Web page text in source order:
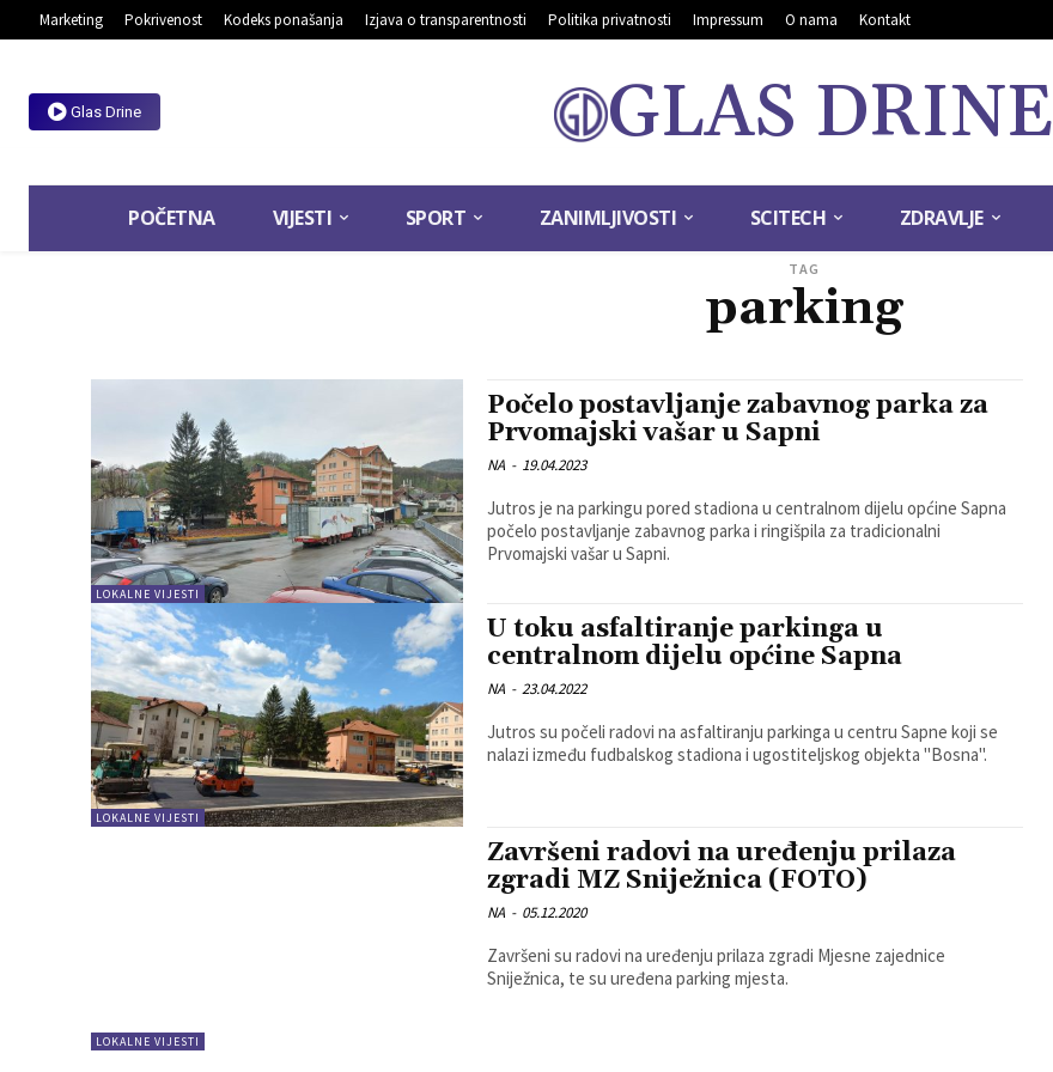
Marketing Pokrivenost Kodeks ponašanja Izjava o transparentnosti Politika privatnosti Impressum O nama Kontakt
Glas Drine GLAS DRINE
POČETNA VIJESTI SPORT ZANIMLJIVOSTI SCITECH ZDRAVLJE
TAG
parking
LOKALNE VIJESTI
Počelo postavljanje zabavnog parka za
Prvomajski vašar u Sapni
NA - 19.04.2023
Jutros je na parkingu pored stadiona u centralnom dijelu općine Sapna
počelo postavljanje zabavnog parka i ringišpila za tradicionalni
Prvomajski vašar u Sapni.
LOKALNE VIJESTI
U toku asfaltiranje parkinga u
centralnom dijelu općine Sapna
NA - 23.04.2022
Jutros su počeli radovi na asfaltiranju parkinga u centru Sapne koji se
nalazi između fudbalskog stadiona i ugostiteljskog objekta "Bosna".
LOKALNE VIJESTI
Završeni radovi na uređenju prilaza
zgradi MZ Sniježnica (FOTO)
NA - 05.12.2020
Završeni su radovi na uređenju prilaza zgradi Mjesne zajednice
Sniježnica, te su uređena parking mjesta.